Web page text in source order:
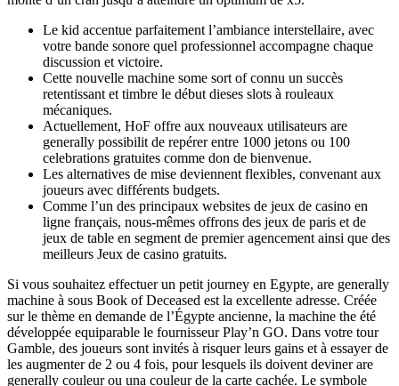
Le kid accentue parfaitement l’ambiance interstellaire, avec
votre bande sonore quel professionnel accompagne chaque
discussion et victoire.
Cette nouvelle machine some sort of connu un succès
retentissant et timbre le début dieses slots à rouleaux
mécaniques.
Actuellement, HoF offre aux nouveaux utilisateurs are
generally possibilit de repérer entre 1000 jetons ou 100
celebrations gratuites comme don de bienvenue.
Les alternatives de mise deviennent flexibles, convenant aux
joueurs avec différents budgets.
Comme l’un des principaux websites de jeux de casino en
ligne français, nous-mêmes offrons des jeux de paris et de
jeux de table en segment de premier agencement ainsi que des
meilleurs Jeux de casino gratuits.
Si vous souhaitez effectuer un petit journey en Egypte, are generally
machine à sous Book of Deceased est la excellente adresse. Créée
sur le thème en demande de l’Égypte ancienne, la machine the été
développée equiparable le fournisseur Play’n GO. Dans votre tour
Gamble, des joueurs sont invités à risquer leurs gains et à essayer de
les augmenter de 2 ou 4 fois, pour lesquels ils doivent deviner are
generally couleur ou una couleur de la carte cachée. Le symbole